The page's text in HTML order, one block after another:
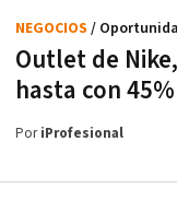
Outlet de
hasta con
NEGOCIOS /
PoriProfesional